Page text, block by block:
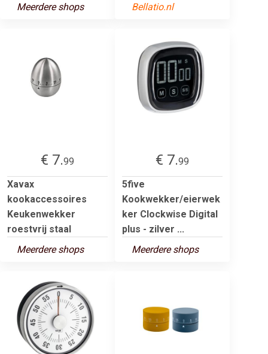
Meerdere shops Bellatio.nl
€ 7.99
Xavax
kookaccessoires
Keukenwekker
roestvrij staal
Meerdere shops
€ 7.99
5five
Kookwekker/eierwek
ker Clockwise Digital
plus - zilver ...
Meerdere shops